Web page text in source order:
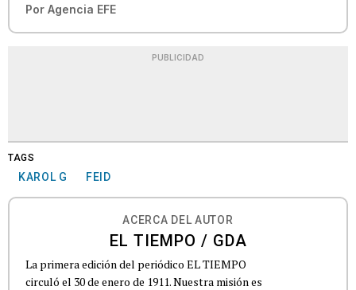
Por Agencia EFE
PUBLICIDAD
TAGS
KAROL G FEID
ACERCA DEL AUTOR
EL TIEMPO / GDA
La primera edición del periódico EL TIEMPO
circuló el 30 de enero de 1911. Nuestra misión es